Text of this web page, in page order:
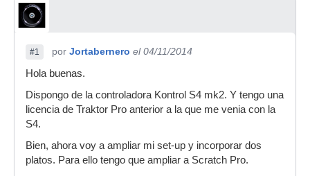
#1 por Jortabernero el 04/11/2014
Hola buenas.
Dispongo de la controladora Kontrol S4 mk2. Y tengo una
licencia de Traktor Pro anterior a la que me venia con la
S4.
Bien, ahora voy a ampliar mi set-up y incorporar dos
platos. Para ello tengo que ampliar a Scratch Pro.